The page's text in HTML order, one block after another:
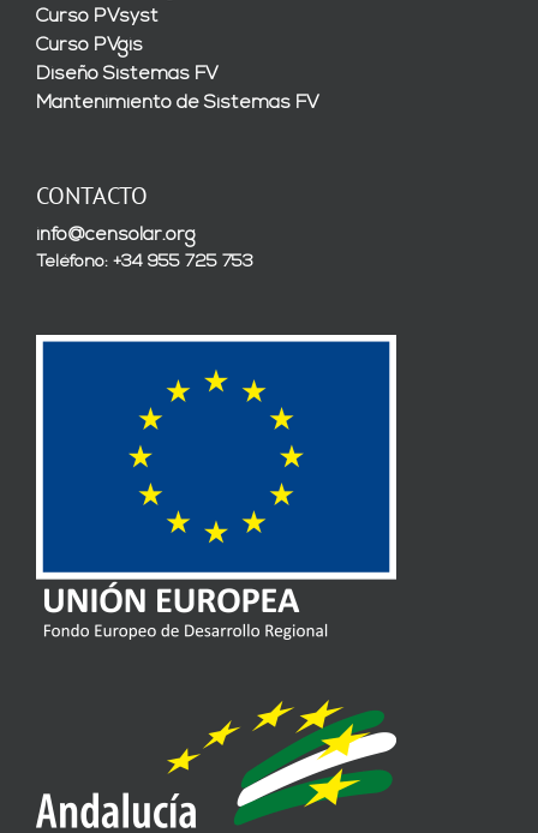
Curso PVsyst
Curso PVgis
Diseño Sistemas FV
Mantenimiento de Sistemas FV
CONTACTO
info@censolar.org
Teléfono: +34 955 725 753